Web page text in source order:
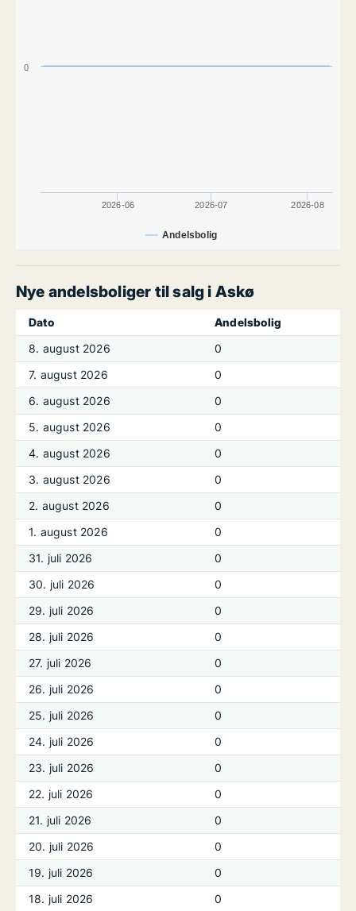
Andelsbolig
2026-06 2026-07 2026-08
0
Nye andelsboliger til salg i Askø
Dato
Andelsbolig
8. august 2026
0
7. august 2026
0
6. august 2026
0
5. august 2026
0
4. august 2026
0
3. august 2026
0
2. august 2026
0
1. august 2026
0
31. juli 2026
0
30. juli 2026
0
29. juli 2026
0
28. juli 2026
0
27. juli 2026
0
26. juli 2026
0
25. juli 2026
0
24. juli 2026
0
23. juli 2026
0
22. juli 2026
0
21. juli 2026
0
20. juli 2026
0
19. juli 2026
0
18. juli 2026
0